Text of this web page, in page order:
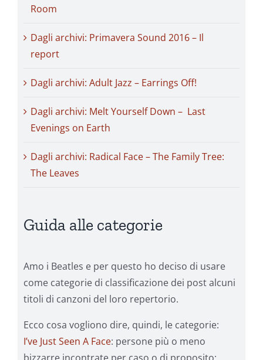
Room
Dagli archivi: Primavera Sound 2016 – Il
report
Dagli archivi: Adult Jazz – Earrings Off!
Dagli archivi: Melt Yourself Down – Last
Evenings on Earth
Dagli archivi: Radical Face – The Family Tree:
The Leaves
Guida alle categorie
Amo i Beatles e per questo ho deciso di usare
come categorie di classificazione dei post alcuni
titoli di canzoni del loro repertorio.
Ecco cosa vogliono dire, quindi, le categorie:
I’ve Just Seen A Face: persone più o meno